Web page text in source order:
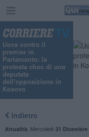
Uova contro il
premier in
Parlamento: la
protesta choc di una
deputata
dell'opposizione in
Kosovo
Indietro
Attualità Mercoledì 31 Dicembre